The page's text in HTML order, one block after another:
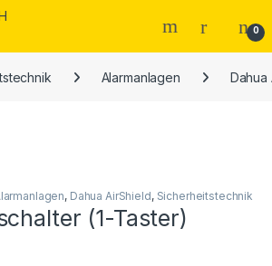
0
Alarmanlagen Dahua
, Dahua AirShield, Sicherheitstechnik
(1-Taster)